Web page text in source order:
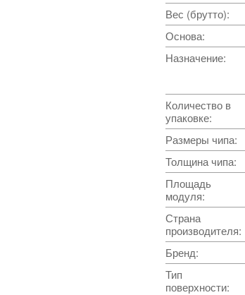
Вес (брутто):
Основа:
Назначение:
Количество в
упаковке:
Размеры чипа:
Толщина чипа:
Площадь
модуля:
Страна
производителя:
Бренд:
Тип
поверхности: